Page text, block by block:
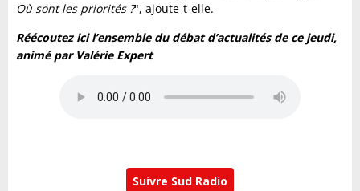
Où sont les priorités ?", ajoute-t-elle.
Réécoutez ici l’ensemble du débat d’actualités de ce jeudi,
animé par Valérie Expert
Suivre Sud Radio